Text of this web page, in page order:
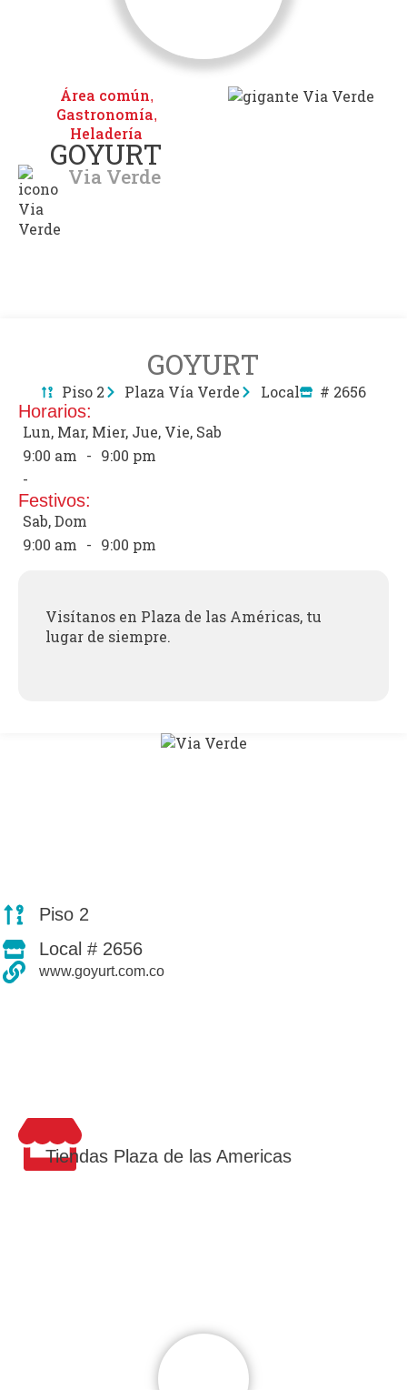
Área común,
Gastronomía,
Heladería
GOYURT
Via Verde
GOYURT
Piso 2 Plaza Vía Verde Local # 2656
Horarios:
Lun, Mar, Mier, Jue, Vie, Sab
9:00 am - 9:00 pm
-
Festivos:
Sab, Dom
9:00 am - 9:00 pm
Visítanos en Plaza de las Américas, tu
lugar de siempre.
Piso 2
Local # 2656
www.goyurt.com.co
Tiendas Plaza de las Americas